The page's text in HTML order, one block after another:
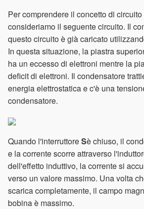
Per comprendere il concetto di
consideriamo il seguente circuito. Il
questo circuito è già caricato
In questa situazione, la piastra
ha un eccesso di elettroni mentre la
deficit di elettroni. Il condensatore
energia elettrostatica e c'è una
condensatore.
Quando l'interruttoreSè chiuso, il
e la corrente scorre attraverso
dell'effetto induttivo, la corrente si
verso un valore massimo. Una volta
scarica completamente, il campo
bobina è massimo.